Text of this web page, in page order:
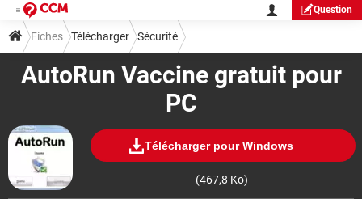
Question
AutoRun Vaccine gratuit pour
PC
Télécharger pour Windows
(467,8 Ko)
Fiches Télécharger Sécurité